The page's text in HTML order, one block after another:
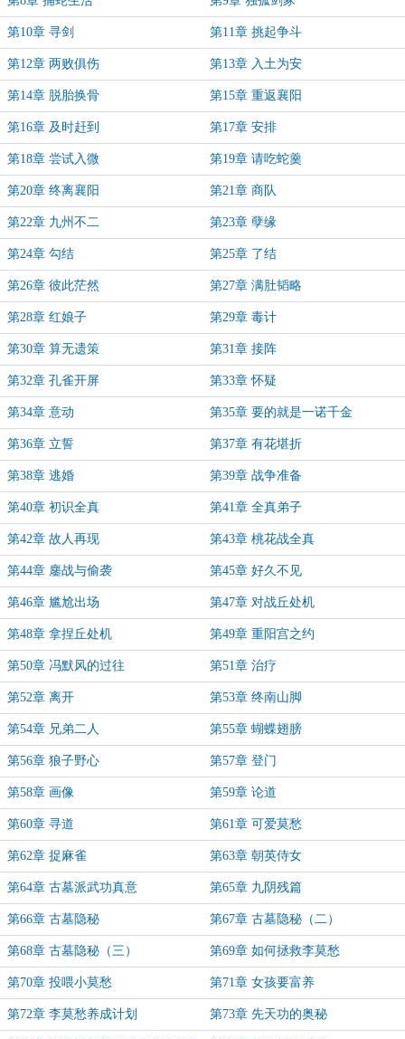
第10章 寻剑 第11章 挑起争斗
第12章 两败俱伤 第13章 入土为安
第14章 脱胎换骨 第15章 重返襄阳
第16章 及时赶到 第17章 安排
第18章 尝试入微 第19章 请吃蛇羹
第20章 终离襄阳 第21章 商队
第22章 九州不二 第23章 孽缘
第24章 勾结 第25章 了结
第26章 彼此茫然 第27章 满肚韬略
第28章 红娘子 第29章 毒计
第30章 算无遗策 第31章 接阵
第32章 孔雀开屏 第33章 怀疑
第34章 意动 第35章 要的就是一诺千金
第36章 立誓 第37章 有花堪折
第38章 逃婚 第39章 战争准备
第40章 初识全真 第41章 全真弟子
第42章 故人再现 第43章 桃花战全真
第44章 鏖战与偷袭 第45章 好久不见
第46章 尴尬出场 第47章 对战丘处机
第48章 拿捏丘处机 第49章 重阳宫之约
第50章 冯默风的过往 第51章 治疗
第52章 离开 第53章 终南山脚
第54章 兄弟二人 第55章 蝴蝶翅膀
第56章 狼子野心 第57章 登门
第58章 画像 第59章 论道
第60章 寻道 第61章 可爱莫愁
第62章 捉麻雀 第63章 朝英侍女
第64章 古墓派武功真意 第65章 九阴残篇
第66章 古墓隐秘 第67章 古墓隐秘（二）
第68章 古墓隐秘（三） 第69章 如何拯救李莫愁
第70章 投喂小莫愁 第71章 女孩要富养
第72章 李莫愁养成计划 第73章 先天功的奥秘